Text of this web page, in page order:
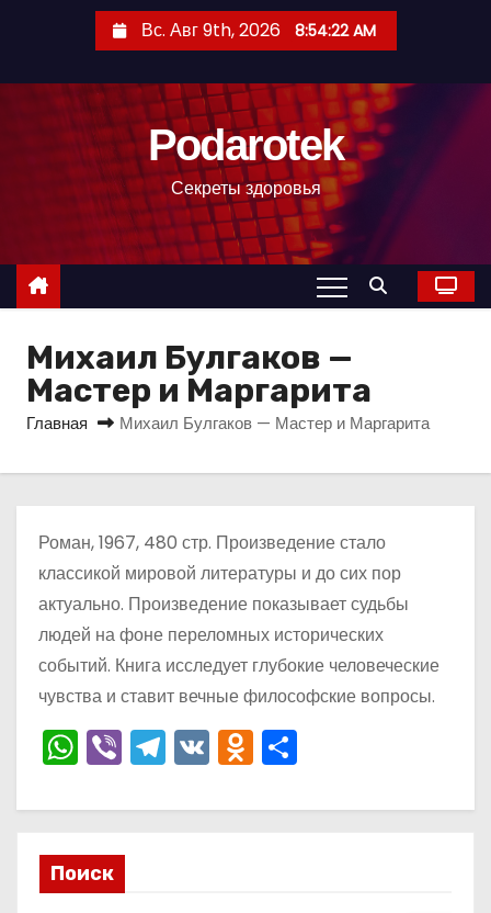
с
м
Вс. Авг 9th, 2026 8:54:23 AM
Podarotek
Секреты здоровья
Михаил Булгаков —
Мастер и Маргарита
Главная Михаил Булгаков — Мастер и Маргарита
Роман, 1967, 480 стр. Произведение стало
классикой мировой литературы и до сих пор
актуально. Произведение показывает судьбы
людей на фоне переломных исторических
событий. Книга исследует глубокие человеческие
чувства и ставит вечные философские вопросы.
W
h
a
ts
A
Vi
b
er
T
el
e
V
K
O
d
n р
Поиск